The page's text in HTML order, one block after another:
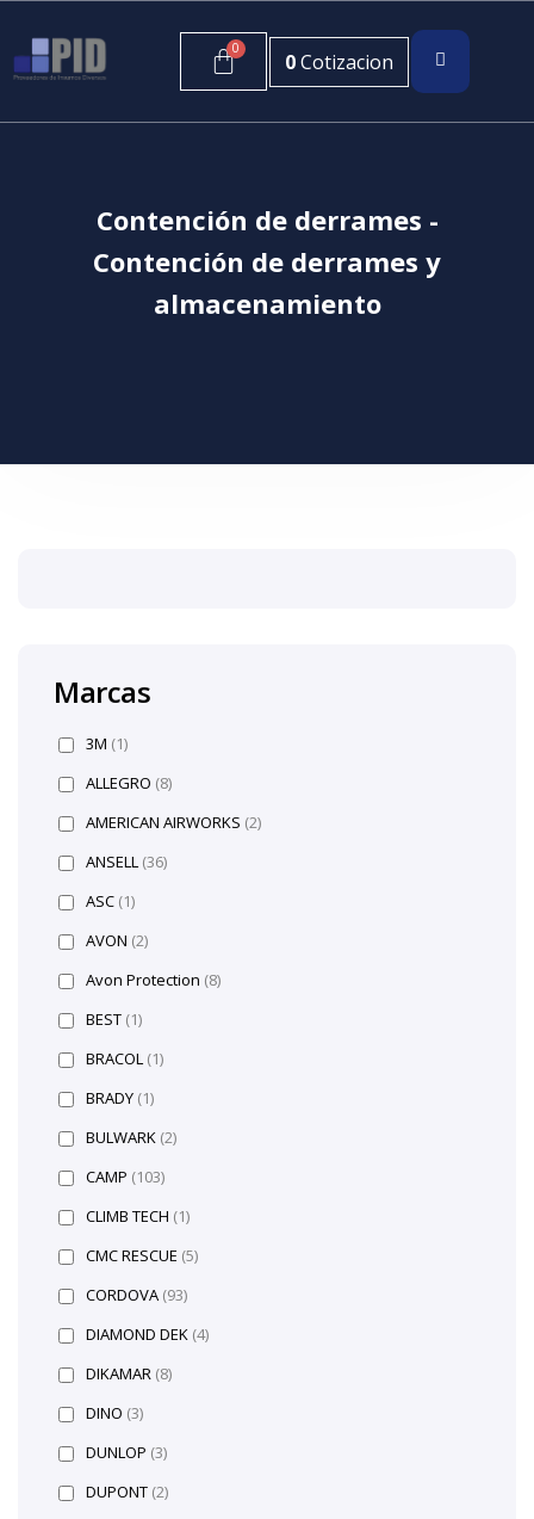
0Cotizacion
Contención de derrames -
Contención de derrames y
almacenamiento
Marcas
3M (1)
ALLEGRO (8)
AMERICAN AIRWORKS (2)
ANSELL (36)
ASC (1)
AVON (2)
Avon Protection (8)
BEST (1)
BRACOL (1)
BRADY (1)
BULWARK (2)
CAMP (103)
CLIMB TECH (1)
CMC RESCUE (5)
CORDOVA (93)
DIAMOND DEK (4)
DIKAMAR (8)
DINO (3)
DUNLOP (3)
DUPONT (2)